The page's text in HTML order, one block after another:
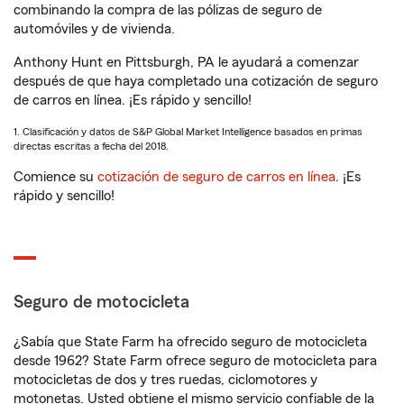
combinando la compra de las pólizas de seguro de
automóviles y de vivienda.
Anthony Hunt en Pittsburgh, PA le ayudará a comenzar
después de que haya completado una cotización de seguro
de carros en línea. ¡Es rápido y sencillo!
1. Clasificación y datos de S&P Global Market Intelligence basados en primas
directas escritas a fecha del 2018.
Comience su cotización de seguro de carros en línea. ¡Es
rápido y sencillo!
Seguro de motocicleta
¿Sabía que State Farm ha ofrecido seguro de motocicleta
desde 1962? State Farm ofrece seguro de motocicleta para
motocicletas de dos y tres ruedas, ciclomotores y
motonetas. Usted obtiene el mismo servicio confiable de la